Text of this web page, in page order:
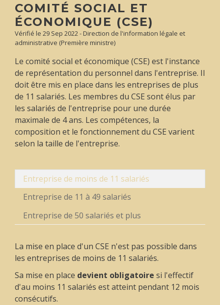
COMITÉ SOCIAL ET
ÉCONOMIQUE (CSE)
Vérifié le 29 Sep 2022 - Direction de l'information légale et
administrative (Première ministre)
Le comité social et économique (CSE) est l'instance
de représentation du personnel dans l'entreprise. Il
doit être mis en place dans les entreprises de plus
de 11 salariés. Les membres du CSE sont élus par
les salariés de l'entreprise pour une durée
maximale de 4 ans. Les compétences, la
composition et le fonctionnement du CSE varient
selon la taille de l'entreprise.
Entreprise de moins de 11 salariés
Entreprise de 11 à 49 salariés
Entreprise de 50 salariés et plus
La mise en place d'un CSE n'est pas possible dans
les entreprises de moins de 11 salariés.
Sa mise en place devient obligatoire si l'effectif
d'au moins 11 salariés est atteint pendant 12 mois
consécutifs.